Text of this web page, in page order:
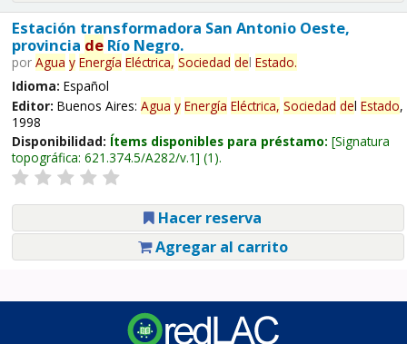
Estación transformadora San Antonio Oeste,
provincia deRío Negro.
por Agua y Energía Eléctrica, Sociedad del Estado.
Idioma: Español
Editor: Buenos Aires: Agua y Energía Eléctrica, Sociedad del Estado,
1998
Disponibilidad: Ítems disponibles para préstamo: Signatura
topográfica: 621.374.5/A282/v.1 (1).
Hacer reserva
Agregar al carrito